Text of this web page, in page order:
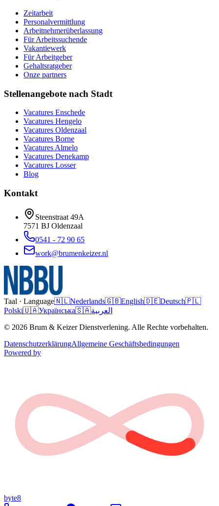
Zeitarbeit
Personalvermittlung
Arbeitnehmerüberlassung
Für Arbeitssuchende
Vakantiewerk
Für Arbeitgeber
Gehaltsratgeber
Onze partners
Stellenangebote nach Stadt
Vacatures Enschede
Vacatures Hengelo
Vacatures Oldenzaal
Vacatures Borne
Vacatures Almelo
Vacatures Denekamp
Vacatures Losser
Blog
Kontakt
Steenstraat 49A
7571 BJ Oldenzaal
0541 - 72 90 65
work@brumenkeizer.nl
Taal · Language🇳🇱Nederlands🇬🇧English🇩🇪Deutsch🇵🇱
Polski🇺🇦Українська🇸🇦العربية
© 2026 Brum & Keizer Dienstverlening. Alle Rechte vorbehalten.
DatenschutzerklärungAllgemeine Geschäftsbedingungen
Powered by
byte8